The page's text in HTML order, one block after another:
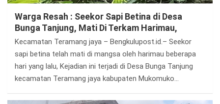
Warga Resah : Seekor Sapi Betina di Desa
Bunga Tanjung, Mati Di Terkam Harimau,
Kecamatan Teramang jaya – Bengkulupost.id.– Seekor
sapi betina telah mati di mangsa oleh harimau beberapa
hari yang lalu, Kejadian ini terjadi di Desa Bunga Tanjung
kecamatan Teramang jaya kabupaten Mukomuko…